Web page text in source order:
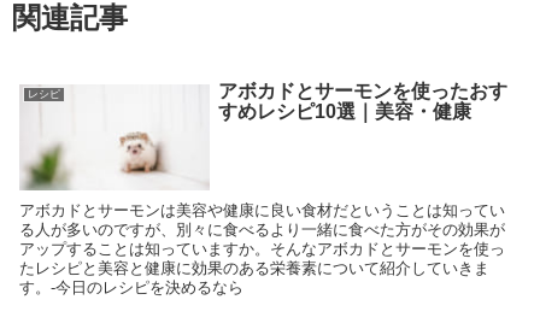
関連記事
レシピ
アボカドとサーモンを使ったおす
すめレシピ10選｜美容・健康
アボカドとサーモンは美容や健康に良い食材だということは知ってい
る人が多いのですが、別々に食べるより一緒に食べた方がその効果が
アップすることは知っていますか。そんなアボカドとサーモンを使っ
たレシピと美容と健康に効果のある栄養素について紹介していきま
す。-今日のレシピを決めるなら